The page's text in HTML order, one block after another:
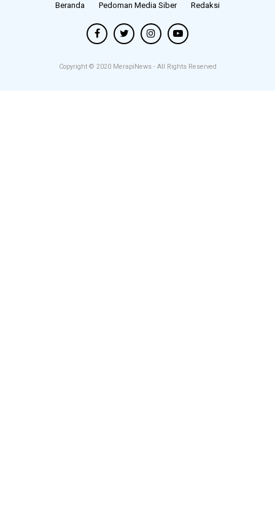
Beranda Pedoman Media Siber Redaksi
Copyright © 2020 MerapiNews - All Rights Reserved